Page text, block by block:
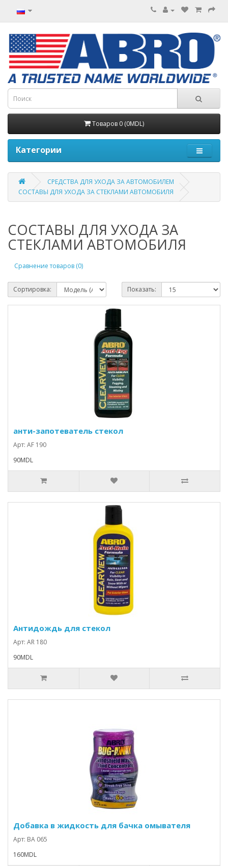
Товаров 0 (0MDL)
Категории
СРЕДСТВА ДЛЯ УХОДА ЗА АВТОМОБИЛЕМ
СОСТАВЫ ДЛЯ УХОДА ЗА СТЕКЛАМИ АВТОМОБИЛЯ
СОСТАВЫ ДЛЯ УХОДА ЗА
СТЕКЛАМИ АВТОМОБИЛЯ
Сравнение товаров (0)
Сортировка: Показать:
анти-запотеватель стекол
Арт: AF 190
90MDL
Антидождь для стекол
Арт: AR 180
90MDL
Добавка в жидкость для бачка омывателя
Арт: BA 065
160MDL